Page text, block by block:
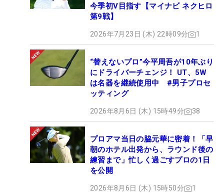
今季初V目指す【マイナビ ネクヒロ
第9戦】
2026年7月23日 (木) 22時09分 1
“替えないプロ”今平周吾が10年ぶり
にドライバーチェンジ！ UT、5W
は名器を継続使用中 #男子プロセ
ッティング
2026年8月6日 (木) 15時49分 38
プロアマ当日の脇元華に密着！「早
朝のホテル出発から、ラウンド後の
練習まで」忙しく過ごすプロの1日
を公開
2026年8月6日 (木) 15時50分 1